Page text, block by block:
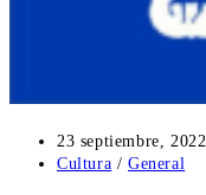
Publicación
de
23 septiembre, 2022
Categoría
Cultura / General